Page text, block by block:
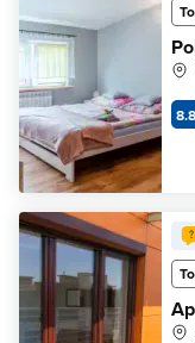
8.8